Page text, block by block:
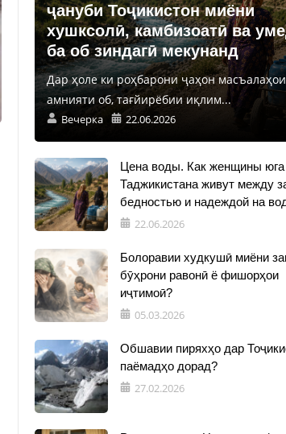
ҷануби Тоҷикистон миёни
хушксолӣ, камбизоатӣ ва
ба об зиндагӣ мекунанд
Дар ҳоле ки роҳбарони ҷаҳон масъалаҳои
амнияти об, тағйирёбии иқлим...
Вечерка 22.06.2026
Цена воды. Как женщины юга
Таджикистана живут между
бедностью и надеждой на
22.06.2026
Болоравии худкушӣ миёни
бӯҳрони равонӣ ё фишорҳои
иҷтимоӣ?
05.03.2026
Обшавии пиряхҳо дар
паёмадҳо дорад?
27.02.2026